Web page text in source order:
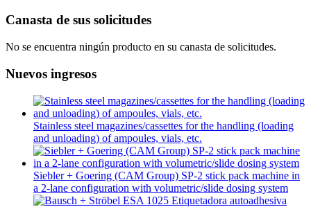
Canasta de sus solicitudes
No se encuentra ningún producto en su canasta de solicitudes.
Nuevos ingresos
Stainless steel magazines/cassettes for the handling (loading
and unloading) of ampoules, vials, etc.
Siebler + Goering (CAM Group) SP-2 stick pack machine in
a 2-lane configuration with volumetric/slide dosing system